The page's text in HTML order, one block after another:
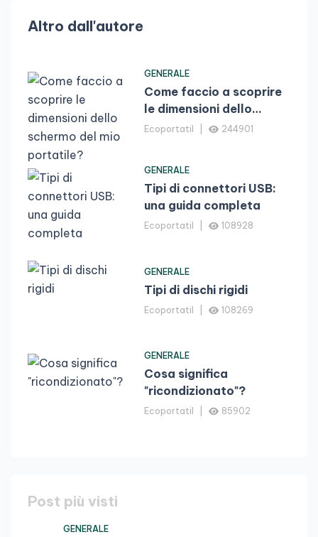
Altro dall'autore
GENERALE
Come faccio a scoprire
le dimensioni dello
schermo del mio
Ecoportatil 244901
GENERALE
Tipi di connettori USB:
una guida completa
Ecoportatil 108928
GENERALE
Tipi di dischi rigidi
Ecoportatil 108269
GENERALE
Cosa significa
"ricondizionato"?
Ecoportatil 85902
Post più visti
GENERALE